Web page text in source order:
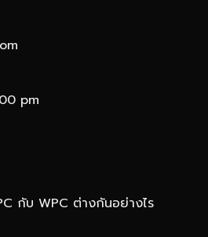
pm
กับ WPC ต่างกันอย่างไร